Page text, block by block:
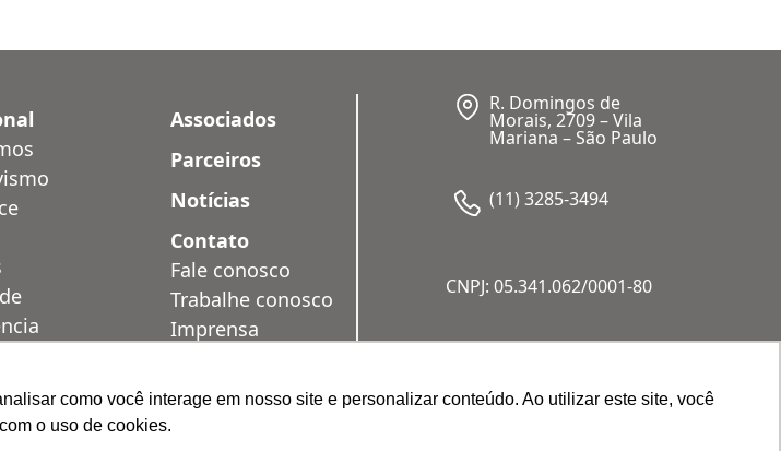
como você interage em nosso site e personalizar conteúdo. Ao utilizar este site, você
o uso de cookies.
Associados
Parceiros
Notícias
Contato
Fale conosco
Trabalhe conosco
Imprensa
R. Domingos de
Morais, 2709 – Vila
Mariana – São Paulo
(11) 3285-3494
CNPJ: 05.341.062/0001-80